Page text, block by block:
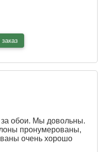
обои. Мы довольны.
пронумерованы,
очень хорошо